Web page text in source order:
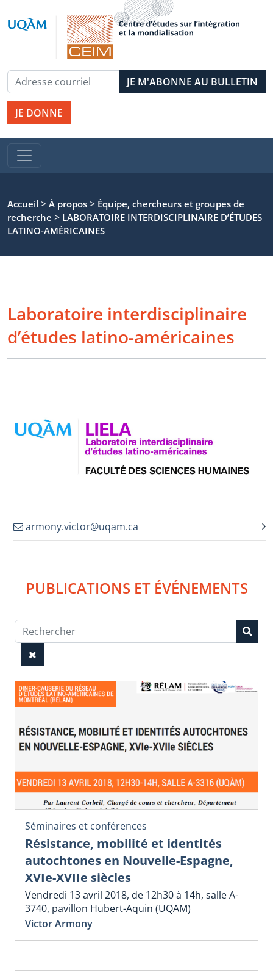
JE DONNE
Accueil > À propos > Équipe, chercheurs et groupes de
recherche > LABORATOIRE INTERDISCIPLINAIRE D’ÉTUDES
LATINO-AMÉRICAINES
Laboratoire interdisciplinaire
d’études latino-américaines
armony.victor@uqam.ca
PUBLICATIONS ET ÉVÉNEMENTS
Séminaires et conférences
Résistance, mobilité et identités
autochtones en Nouvelle-Espagne,
XVIe-XVIIe siècles
Vendredi 13 avril 2018, de 12h30 à 14h, salle A-
3740, pavillon Hubert-Aquin (UQAM)
Victor Armony